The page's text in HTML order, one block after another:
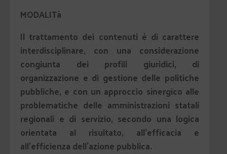
MODALITà
Il trattamento dei contenuti è di carattere
interdisciplinare, con una considerazione
congiunta dei profili giuridici, di
organizzazione e di gestione delle politiche
pubbliche, e con un approccio sinergico alle
problematiche delle amministrazioni statali
regionali e di servizio, secondo una logica
orientata al risultato, all’efficacia e
all’efficienza dell’azione pubblica.